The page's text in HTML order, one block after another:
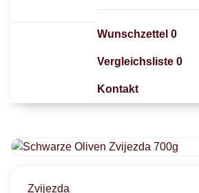
Wunschzettel 0
Vergleichsliste 0
Kontakt
Zvijezda